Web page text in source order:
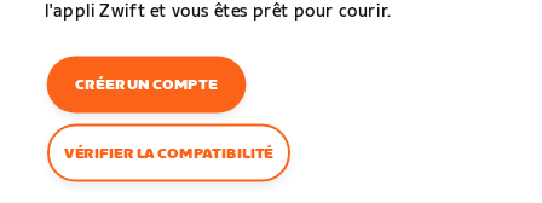
l'appli Zwift et vous êtes prêt pour courir.
CRÉER UN COMPTE
VÉRIFIER LA COMPATIBILITÉ